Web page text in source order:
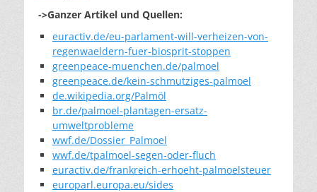
->Ganzer Artikel und Quellen:
euractiv.de/eu-parlament-will-verheizen-von-
regenwaeldern-fuer-biosprit-stoppen
greenpeace-muenchen.de/palmoel
greenpeace.de/kein-schmutziges-palmoel
de.wikipedia.org/Palmöl
br.de/palmoel-plantagen-ersatz-
umweltprobleme
wwf.de/Dossier_Palmoel
wwf.de/tpalmoel-segen-oder-fluch
euractiv.de/frankreich-erhoeht-palmoelsteuer
europarl.europa.eu/sides